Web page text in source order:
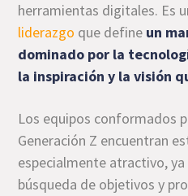
herramientas digitales. Es
liderazgo que define un
dominado por la
la inspiración y la visión
Los equipos conformados
Generación Z encuentran
especialmente atractivo,
búsqueda de objetivos y